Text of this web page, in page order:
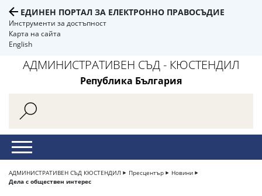
ЕДИНЕН ПОРТАЛ ЗА ЕЛЕКТРОННО ПРАВОСЪДИЕ
Инструменти за достъпност
Карта на сайта
English
АДМИНИСТРАТИВЕН СЪД - КЮСТЕНДИЛ
Република България
АДМИНИСТРАТИВЕН СЪД КЮСТЕНДИЛ Пресцентър
Новини
Дела с обществен интерес